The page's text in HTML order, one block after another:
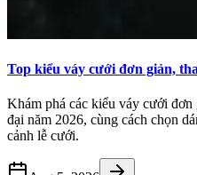
Top kiểu váy cưới đơn giản,
Khám phá các kiểu váy cưới
đại năm 2026, cùng cách chọn
cảnh lễ cưới.